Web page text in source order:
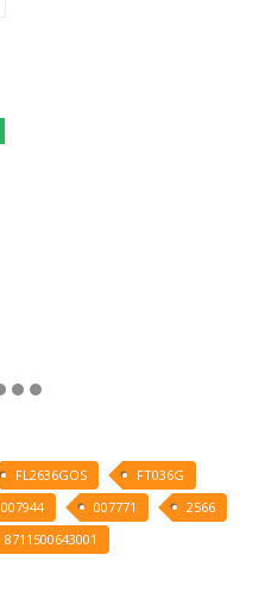
FL2636GOS
FT036G
007944 007771
2566
8711500643001